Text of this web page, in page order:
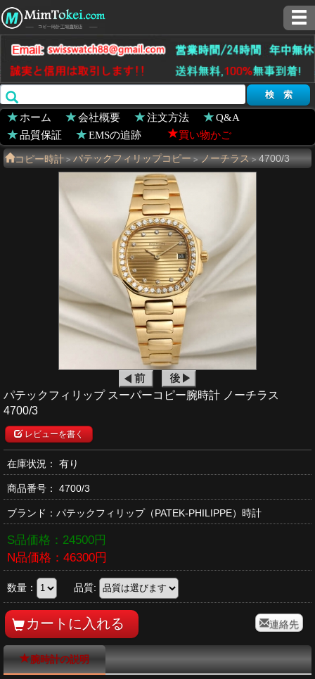
ホーム 会社概要 注文方法
Q&A
品質保証
EMSの追跡 買い物かご
コピー時計 > パテックフィリップコピー > ノーチラス > 4700/3
パテックフィリップ スーパーコピー腕時計 ノーチラス
4700/3
レビューを書く
在庫状況： 有り
商品番号： 4700/3
ブランド： パテックフィリップ（PATEK-PHILIPPE）時計
S品価格： 24500円
N品価格： 46300円
数量： 品質:
連絡先
腕時計の説明